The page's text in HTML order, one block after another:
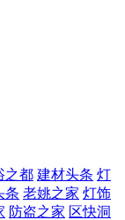
之都 建材头条 灯
条 老姚之家 灯饰
防盗之家 区快洞